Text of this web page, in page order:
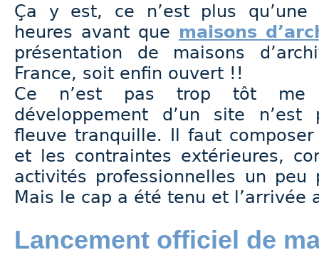
Ça y est, ce n’est plus qu’une
heures avant que maisons
présentation de maisons
France, soit enfin ouvert !!
Ce n’est pas trop tôt me
développement d’un site
fleuve tranquille. Il faut
et les contraintes extérieures,
activités professionnelles un peu
Mais le cap a été tenu et l’arrivée
Lancement officiel de